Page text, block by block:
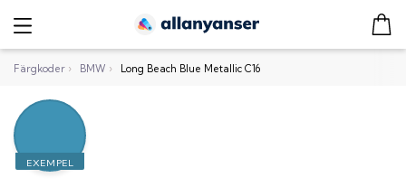
Färgkoder › BMW › Long Beach Blue Metallic C16